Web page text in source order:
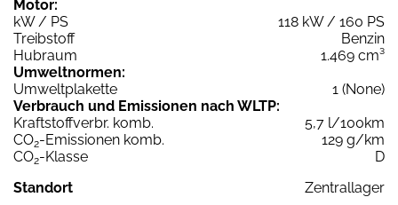
Motor:
kW / PS
118 kW / 160 PS
Treibstoff
Benzin
Hubraum
1.469 cm³
Umweltnormen:
Umweltplakette
1 (None)
Verbrauch und Emissionen nach WLTP:
Kraftstoffverbr. komb.
5,7 l/100km
CO2-Emissionen komb.
129 g/km
CO2-Klasse
D
Standort
Zentrallager